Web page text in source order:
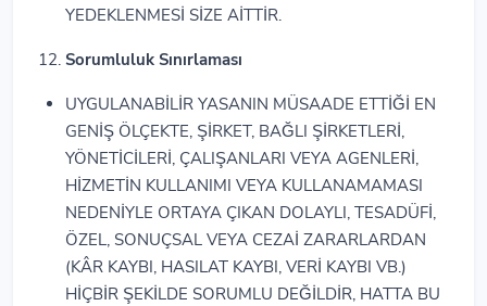
YEDEKLENMESİ SİZE AİTTİR.
Sorumluluk Sınırlaması
UYGULANABİLİR YASANIN MÜSAADE ETTİĞİ EN
GENİŞ ÖLÇEKTE, ŞİRKET, BAĞLI ŞİRKETLERİ,
YÖNETİCİLERİ, ÇALIŞANLARI VEYA AGENLERİ,
HİZMETİN KULLANIMI VEYA KULLANAMAMASI
NEDENİYLE ORTAYA ÇIKAN DOLAYLI, TESADÜFİ,
ÖZEL, SONUÇSAL VEYA CEZAİ ZARARLARDAN
(KÂR KAYBI, HASILAT KAYBI, VERİ KAYBI VB.)
HİÇBİR ŞEKİLDE SORUMLU DEĞİLDİR, HATTA BU